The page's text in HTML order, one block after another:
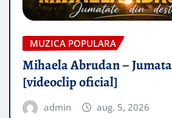
MUZICA POPULARA
Mihaela Abrudan –
[videoclip oficial]
admin aug. 5, 2026